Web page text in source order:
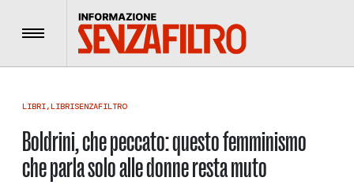
Menu
LIBRI,LIBRISENZAFILTRO
Boldrini, che peccato: questo femminismo
che parla solo alle donne resta muto